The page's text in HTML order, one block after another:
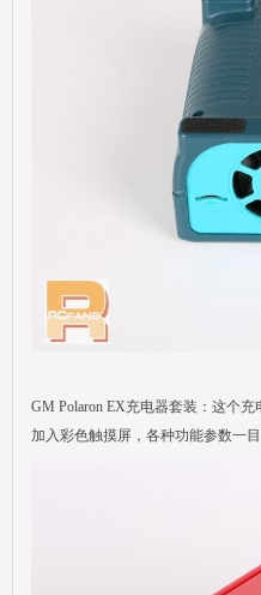
GM Polaron EX充电器套装：这个
加入彩色触摸屏，各种功能参数一